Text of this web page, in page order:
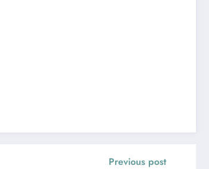
Previous post